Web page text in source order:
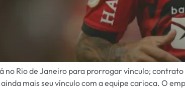
no Rio de Janeiro para prorrogar vínculo;
mais seu vínculo com a equipe carioca. O